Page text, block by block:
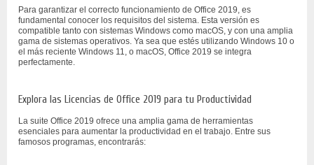
Para garantizar el correcto funcionamiento de Office 2019, es
fundamental conocer los requisitos del sistema. Esta versión es
compatible tanto con sistemas Windows como macOS, y con una amplia
gama de sistemas operativos. Ya sea que estés utilizando Windows 10 o
el más reciente Windows 11, o macOS, Office 2019 se integra
perfectamente.
Explora las Licencias de Office 2019 para tu Productividad
La suite Office 2019 ofrece una amplia gama de herramientas
esenciales para aumentar la productividad en el trabajo. Entre sus
famosos programas, encontrarás: